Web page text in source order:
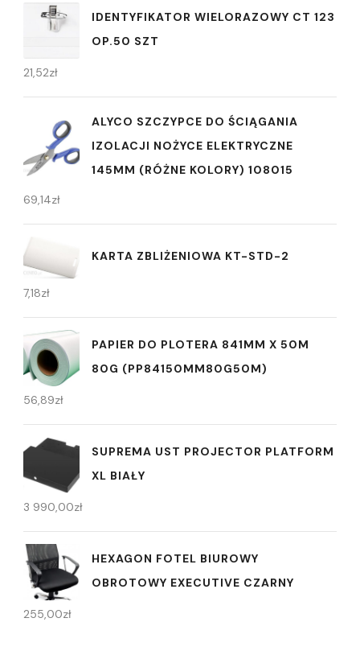
IDENTYFIKATOR WIELORAZOWY CT 123
OP.50 SZT
21,52zł
ALYCO SZCZYPCE DO ŚCIĄGANIA
IZOLACJI NOŻYCE ELEKTRYCZNE
145MM (RÓŻNE KOLORY) 108015
69,14zł
KARTA ZBLIŻENIOWA KT-STD-2
7,18zł
PAPIER DO PLOTERA 841MM X 50M
80G (PP84150MM80G50M)
56,89zł
SUPREMA UST PROJECTOR PLATFORM
XL BIAŁY
3 990,00zł
HEXAGON FOTEL BIUROWY
OBROTOWY EXECUTIVE CZARNY
255,00zł